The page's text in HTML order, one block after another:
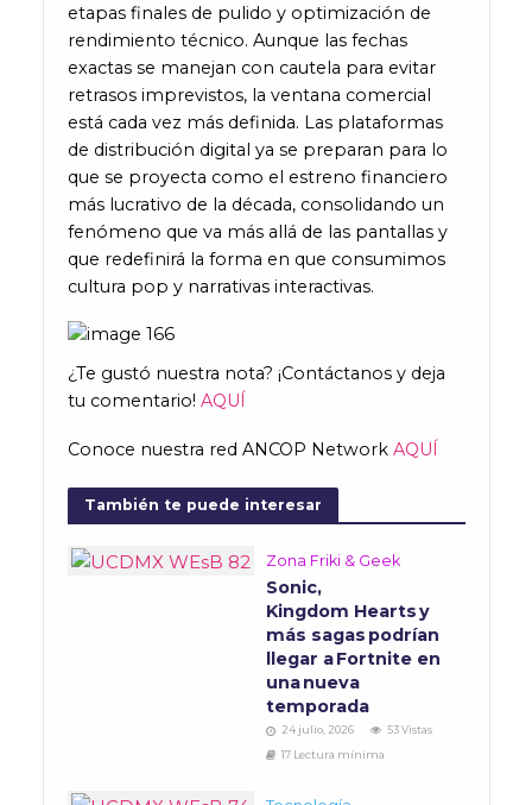
etapas finales de pulido y optimización de
rendimiento técnico. Aunque las fechas
exactas se manejan con cautela para evitar
retrasos imprevistos, la ventana comercial
está cada vez más definida. Las plataformas
de distribución digital ya se preparan para lo
que se proyecta como el estreno financiero
más lucrativo de la década, consolidando un
fenómeno que va más allá de las pantallas y
que redefinirá la forma en que consumimos
cultura pop y narrativas interactivas.
¿Te gustó nuestra nota? ¡Contáctanos y deja
tu comentario! AQUÍ
Conoce nuestra red ANCOP Network AQUÍ
También te puede interesar
Zona Friki & Geek
Sonic,
Kingdom Hearts y
más sagas podrían
llegar a Fortnite en
una nueva
temporada
24 julio, 2026
53 Vistas
17 Lectura mínima